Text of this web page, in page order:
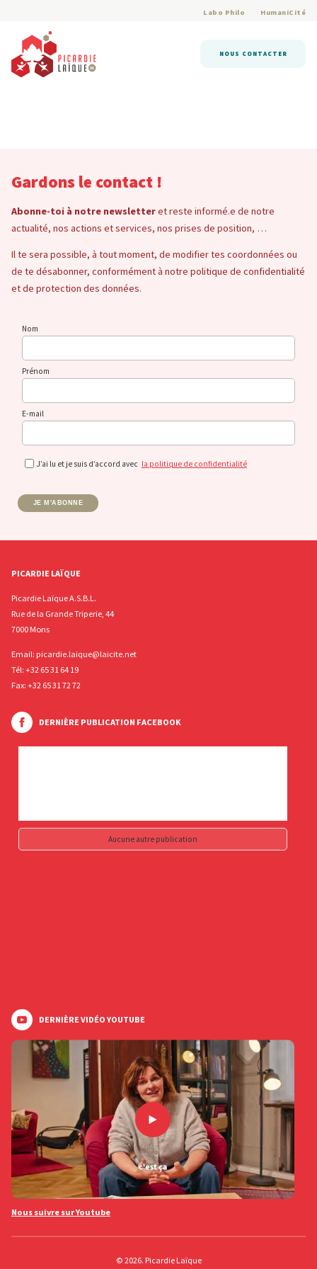
Labo Philo HumaniCité
NOUS CONTACTER
Gardons le contact !
Abonne-toi à notre newsletteret reste informé.e de notre
actualité, nos actions et services, nos prises de position, …
Il te sera possible, à tout moment, de modifier tes coordonnées ou
de te désabonner, conformément à notre politique de confidentialité
et de protection des données.
Nom
Prénom
E-mail
J’ai lu et je suis d’accord avec la politique de confidentialité
JE M'ABONNE
PICARDIE LAÏQUE
Picardie Laïque A.S.B.L.
Rue de la Grande Triperie, 44
7000 Mons
Email: picardie.laique@laicite.net
Tél: +32 65 31 64 19
Fax: +32 65 31 72 72
DERNIÈRE PUBLICATION FACEBOOK
Aucune autre publication
DERNIÈRE VIDÉO YOUTUBE
Nous suivre sur Youtube
© 2026. Picardie Laïque